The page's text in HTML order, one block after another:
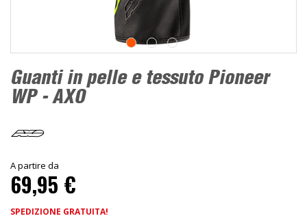
Guanti in pelle e tessuto Pioneer
WP - AXO
A partire da
69,95 €
SPEDIZIONE GRATUITA!